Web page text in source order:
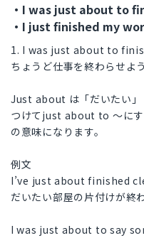
・I was just about to
・I just finished my
1. I was just about to
ちょうど仕事を終わらせよ
Just about は「だいたい
つけてjust about to 〜にす
の意味になります。
例文
I’ve just about finished
だいたい部屋の片付けが終
I was just about to say